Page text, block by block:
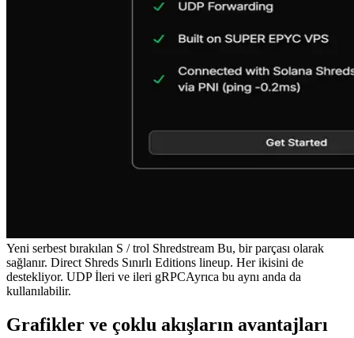
Yeni serbest bırakılan S / trol Shredstream Bu, bir parçası olarak
sağlanır. Direct Shreds Sınırlı Editions lineup. Her ikisini de
destekliyor. UDP İleri ve ileri gRPCAyrıca bu aynı anda da
kullanılabilir.
Grafikler ve çoklu akışların avantajları